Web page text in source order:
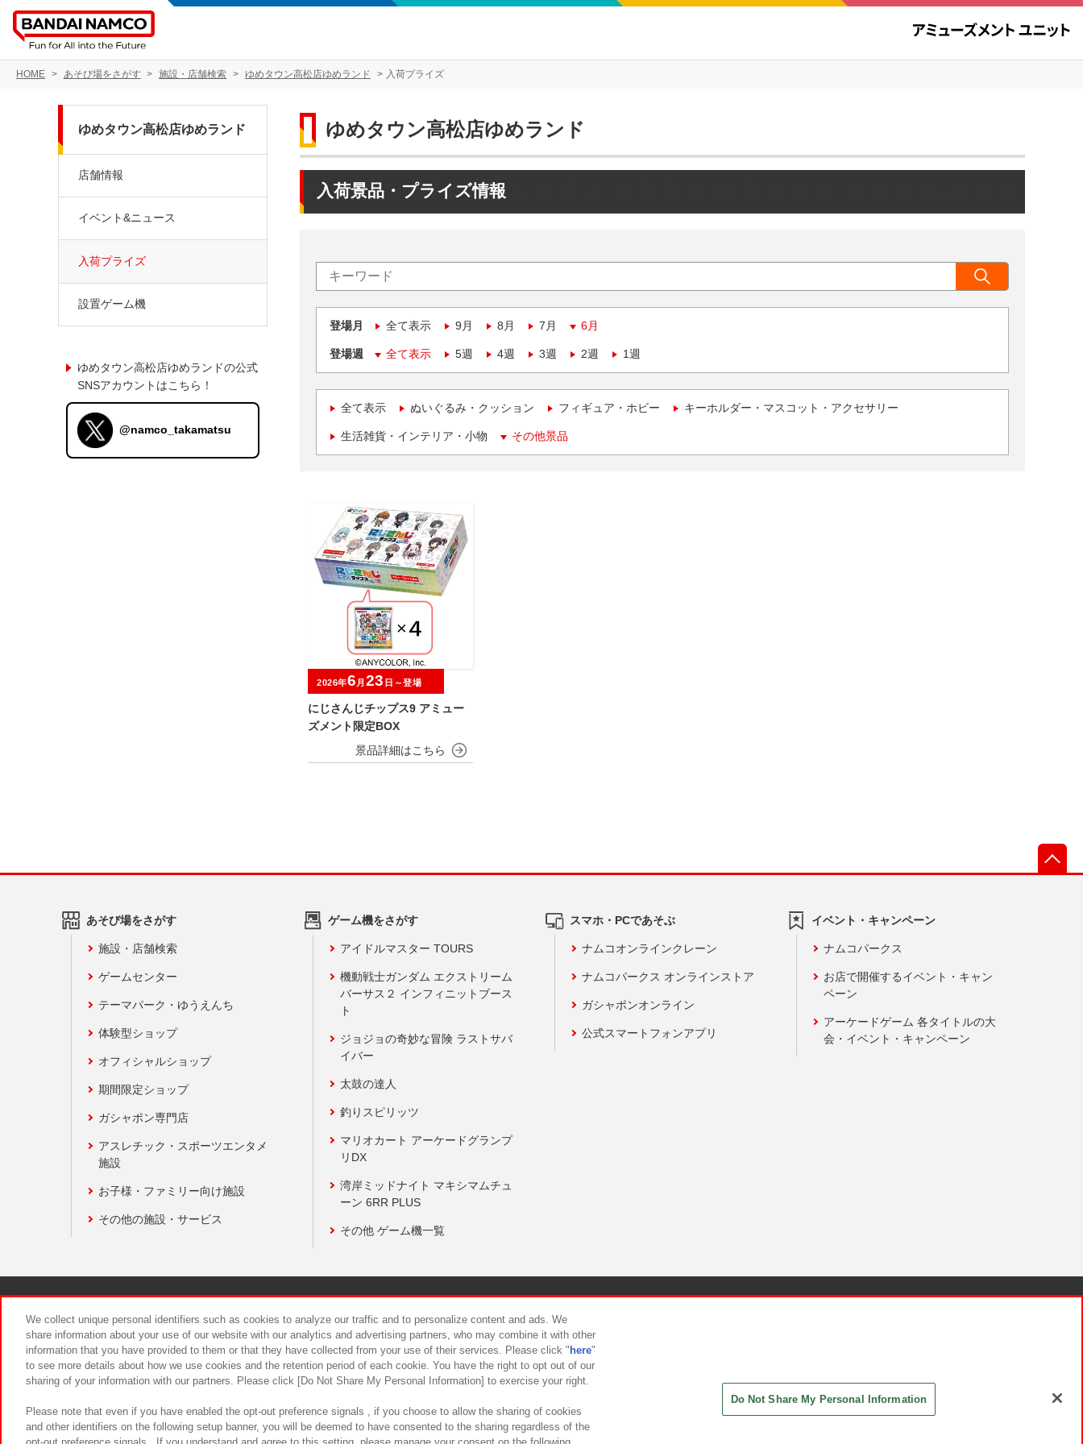
HOME あそび場をさがす 施設・店舗検索 ゆめタウン高松店ゆめランド 入荷プライズ
ゆめタウン高松店ゆめランド
入荷景品・プライズ情報
登場月 全て表示 9月 8月 7月 6月
登場週 全て表示 5週 4週 3週 2週 1週
全て表示 ぬいぐるみ・クッション フィギュア・ホビー キーホルダー・マスコット・アクセサリー
生活雑貨・インテリア・小物 その他景品
にじさんじチップス9 アミュー
ズメント限定BOX
2026年6 月 23 日～登場
ゆめタウン高松店ゆめランド
店舗情報
イベント&ニュース
入荷プライズ
設置ゲーム機
ゆめタウン高松店ゆめランドの公式
SNSアカウントはこちら！
@namco_takamatsu
あそび場をさがす
施設・店舗検索
ゲームセンター
テーマパーク・ゆうえんち
体験型ショップ
オフィシャルショップ
期間限定ショップ
ガシャポン専門店
アスレチック・スポーツエンタメ
施設
お子様・ファミリー向け施設
その他の施設・サービス
ゲーム機をさがす
アイドルマスター TOURS
機動戦士ガンダム エクストリーム
バーサス２ インフィニットブース
ト
ジョジョの奇妙な冒険 ラストサバ
イバー
太鼓の達人
釣りスピリッツ
マリオカート アーケードグランプ
リDX
湾岸ミッドナイト マキシマムチュ
ーン 6RR PLUS
その他 ゲーム機一覧
スマホ・PCであそぶ
ナムコオンラインクレーン
ナムコパークス オンラインストア
ガシャポンオンライン
公式スマートフォンアプリ
イベント・キャンペーン
ナムコパークス
お店で開催するイベント・キャン
ペーン
アーケードゲーム 各タイトルの大
会・イベント・キャンペーン
食品のご提供について カスタマーハラスメント対応方針
We collect unique personal identifiers such as cookies to analyze our traffic and to personalize content and ads. We
share information about your use of our website with our analytics and advertising partners, who may combine it with other
information that you have provided to them or that they have collected from your use of their services. Please click " here"
to see more details about how we use cookies and the retention period of each cookie. You have the right to opt out of our
sharing of your information with our partners. Please click [Do Not Share My Personal Information] to exercise your right.
Please note that even if you have enabled the opt-out preference signals , if you choose to allow the sharing of cookies
and other identifiers on the following setup banner, you will be deemed to have consented to the sharing regardless of the
Do Not Share My Personal Information